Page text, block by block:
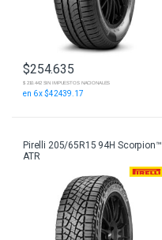
$254.635
$ 210.442 SIN IMPUESTOS NACIONALES
en 6 x $42439.17
Pirelli 205/65R15 94H Scorpion™
ATR